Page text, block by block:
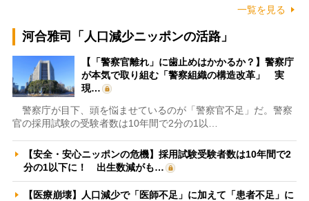
一覧を見る
河合雅司「人口減少ニッポンの活路」
【「警察官離れ」に歯止めはかかるか？】警察庁
が本気で取り組む「警察組織の構造改革」 実
現…
警察庁が目下、頭を悩ませているのが「警察官不足」だ。警察
官の採用試験の受験者数は10年間で2分の1以…
【安全・安心ニッポンの危機】採用試験受験者数は10年間で2
分の1以下に！ 出生数減がも…
【医療崩壊】人口減少で「医師不足」に加えて「患者不足」に